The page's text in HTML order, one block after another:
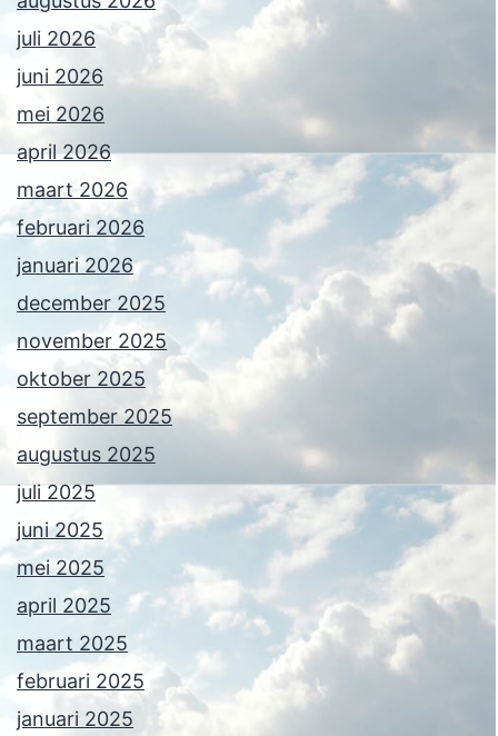
juli 2026
juni 2026
mei 2026
april 2026
maart 2026
februari 2026
januari 2026
december 2025
november 2025
oktober 2025
september 2025
augustus 2025
juli 2025
juni 2025
mei 2025
april 2025
maart 2025
februari 2025
januari 2025